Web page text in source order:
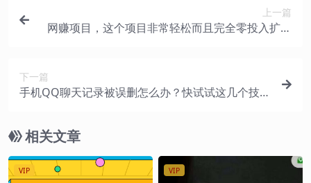
上一篇
网赚项目，这个项目非常轻松而且完全零投入扩展
下一篇
手机QQ聊天记录被误删怎么办？快试试这几个技
相关文章
VIP VIP